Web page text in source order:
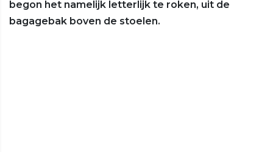
begon het namelijk letterlijk te roken, uit de
bagagebak boven de stoelen.